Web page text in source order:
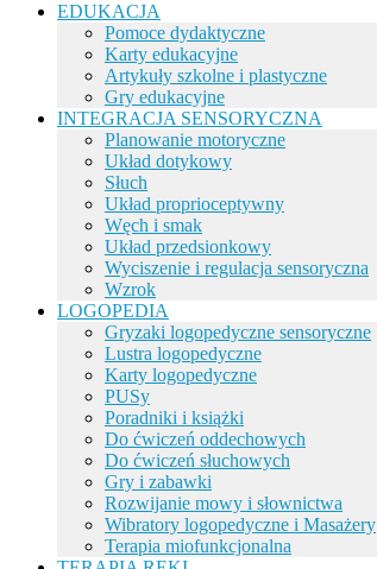
EDUKACJA
Pomoce dydaktyczne
Karty edukacyjne
Artykuły szkolne i plastyczne
Gry edukacyjne
INTEGRACJA SENSORYCZNA
Planowanie motoryczne
Układ dotykowy
Słuch
Układ proprioceptywny
Węch i smak
Układ przedsionkowy
Wyciszenie i regulacja sensoryczna
Wzrok
LOGOPEDIA
Gryzaki logopedyczne sensoryczne
Lustra logopedyczne
Karty logopedyczne
PUSy
Poradniki i książki
Do ćwiczeń oddechowych
Do ćwiczeń słuchowych
Gry i zabawki
Rozwijanie mowy i słownictwa
Wibratory logopedyczne i Masażery
Terapia miofunkcjonalna